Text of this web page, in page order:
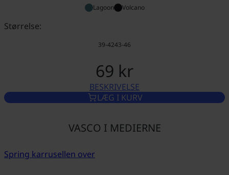
Lagoon Volcano
Størrelse:
39-4243-46
69 kr
BESKRIVELSEVASCO-SOKKER
LÆG I KURV
VASCO I MEDIERNE
Spring karrusellen over